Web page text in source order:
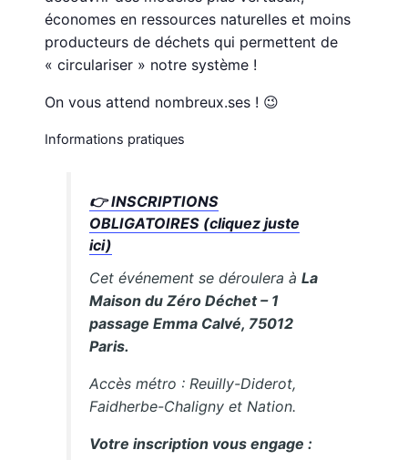
économes en ressources naturelles et moins
producteurs de déchets qui permettent de
« circulariser » notre système !
On vous attend nombreux.ses ! 😉
Informations pratiques
👉 INSCRIPTIONS
OBLIGATOIRES (cliquez juste
ici)
Cet événement se déroulera àLa
Maison du Zéro Déchet – 1
passage Emma Calvé, 75012
Paris.
Accès métro : Reuilly-Diderot,
Faidherbe-Chaligny et Nation.
Votre inscription vous engage :